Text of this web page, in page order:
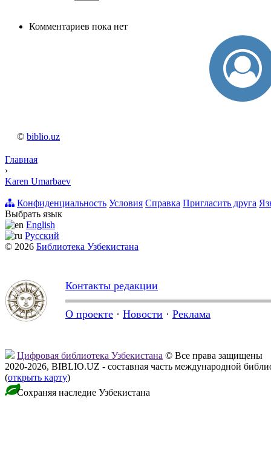
Комментариев пока нет
© biblio.uz
Главная
›
Karen Umarbaev
Конфиденциальность Условия Справка Пригласить друга
Выбрать язык
English
Русский
© 2026 Библиотека Узбекистана
Контакты редакции
О проекте · Новости · Реклама
Цифровая библиотека Узбекистана © Все права защищены
2020-2026, BIBLIO.UZ - составная часть международной
(открыть карту)
Сохраняя наследие Узбекистана